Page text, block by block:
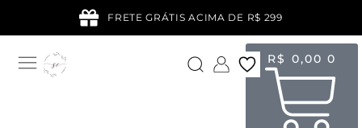
FRETE GRÁTIS ACIMA DE R$ 299
R$ 0,00 0